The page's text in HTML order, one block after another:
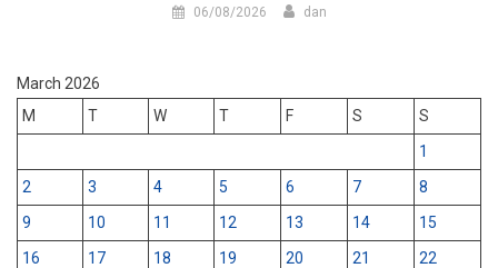
06/08/2026 dan
March 2026
M
T W T F S
S
1
2
3 4 5 6 7
8
9
10 11 12 13 14
15
16
17 18 19 20 21
22